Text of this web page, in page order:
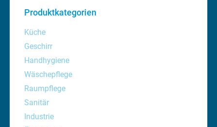
Produktkategorien
Küche
Geschirr
Handhygiene
Wäschepflege
Raumpflege
Sanitär
Industrie